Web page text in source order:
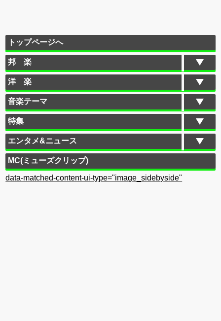
トップページへ
邦 楽
洋 楽
音楽テーマ
特集
エンタメ&ニュース
MC(ミューズクリップ)
data-matched-content-ui-type="image_sidebyside"